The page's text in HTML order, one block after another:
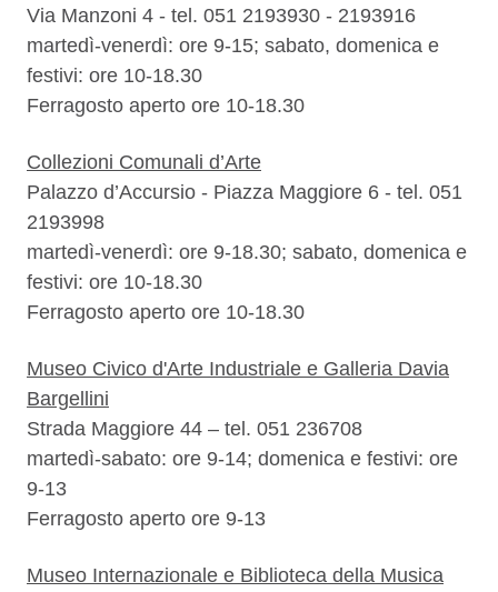
Via Manzoni 4 - tel. 051 2193930 - 2193916
martedì-venerdì: ore 9-15; sabato, domenica e
festivi: ore 10-18.30
Ferragosto aperto ore 10-18.30
Collezioni Comunali d’Arte
Palazzo d’Accursio - Piazza Maggiore 6 - tel. 051
2193998
martedì-venerdì: ore 9-18.30; sabato, domenica e
festivi: ore 10-18.30
Ferragosto aperto ore 10-18.30
Museo Civico d'Arte Industriale e Galleria Davia
Bargellini
Strada Maggiore 44 – tel. 051 236708
martedì-sabato: ore 9-14; domenica e festivi: ore
9-13
Ferragosto aperto ore 9-13
Museo Internazionale e Biblioteca della Musica